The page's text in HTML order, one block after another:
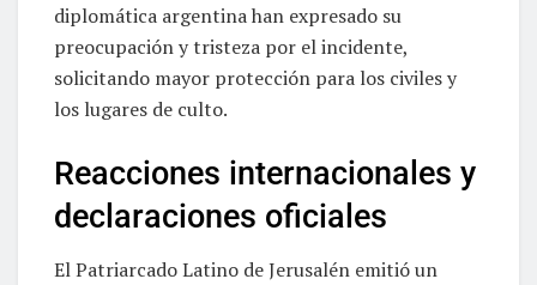
diplomática argentina han expresado su
preocupación y tristeza por el incidente,
solicitando mayor protección para los civiles y
los lugares de culto.
Reacciones internacionales y
declaraciones oficiales
El Patriarcado Latino de Jerusalén emitió un